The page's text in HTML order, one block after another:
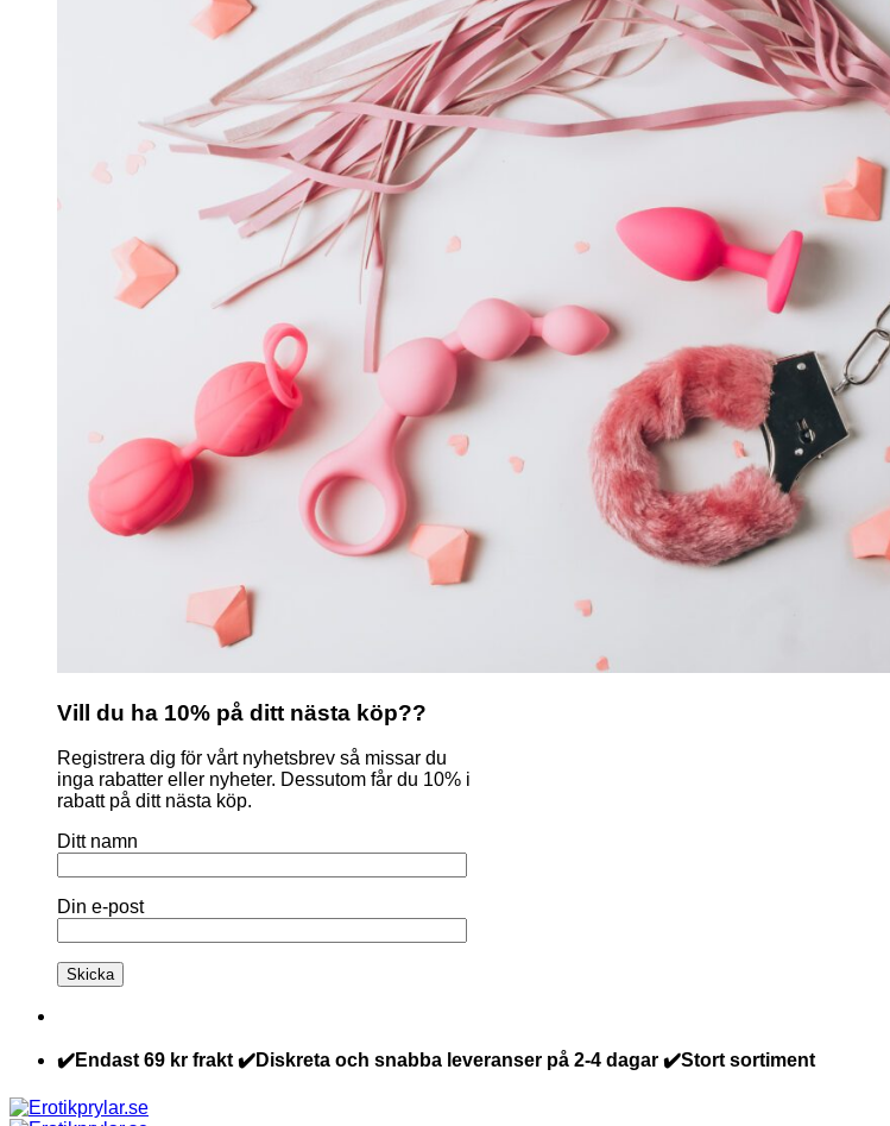
Vill du ha 10% på ditt nästa köp??
Registrera dig för vårt nyhetsbrev så missar du
inga rabatter eller nyheter. Dessutom får du 10% i
rabatt på ditt nästa köp.
Ditt namn
Din e-post
✔️Endast 69 kr frakt ✔️Diskreta och snabba leveranser på 2-4 dagar ✔️Stort sortiment